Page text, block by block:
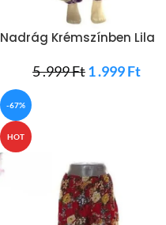
Nadrág Krémszínben Lila
5 .999Ft1 .999Ft
-67%
HOT